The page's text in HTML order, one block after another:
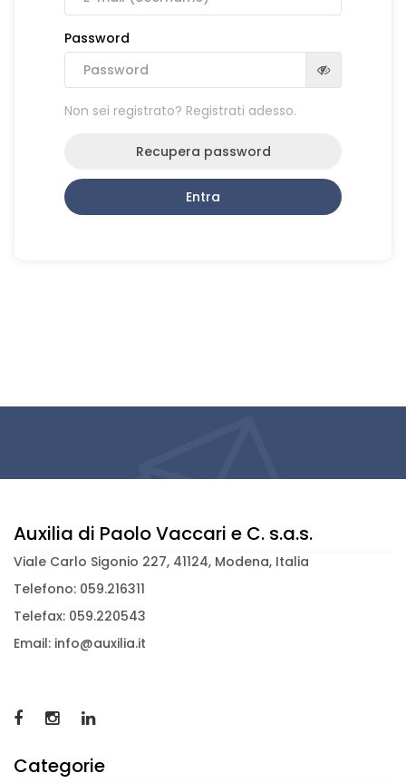
Password
Non sei registrato? Registrati adesso.
Recupera password
Entra
Auxilia di Paolo Vaccari e C. s.a.s.
Viale Carlo Sigonio 227, 41124, Modena, Italia
Telefono: 059.216311
Telefax: 059.220543
Email: info@auxilia.it
Categorie